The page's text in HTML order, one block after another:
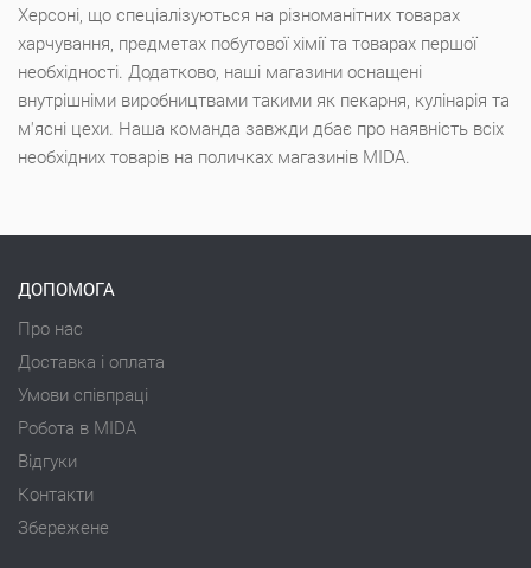
Херсоні, що спеціалізуються на різноманітних товарах
харчування, предметах побутової хімії та товарах першої
необхідності. Додатково, наші магазини оснащені
внутрішніми виробництвами такими як пекарня, кулінарія та
м'ясні цехи. Наша команда завжди дбає про наявність всіх
необхідних товарів на поличках магазинів MIDA.
ДОПОМОГА
Про нас
Доставка і оплата
Умови співпраці
Робота в MIDA
Відгуки
Контакти
Збережене